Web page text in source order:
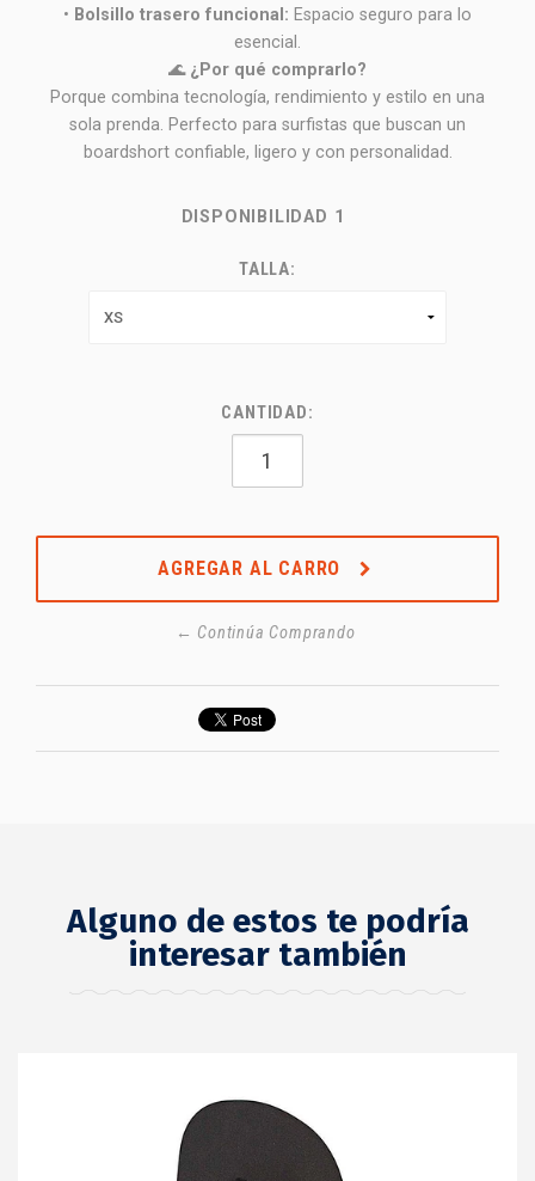
• Bolsillo trasero funcional: Espacio seguro para lo
esencial.
🌊 ¿Por qué comprarlo?
Porque combina tecnología, rendimiento y estilo en una
sola prenda. Perfecto para surfistas que buscan un
boardshort confiable, ligero y con personalidad.
DISPONIBILIDAD 1
TALLA:
CANTIDAD:
AGREGAR AL CARRO
← Continúa Comprando
Alguno de estos te podría
interesar también